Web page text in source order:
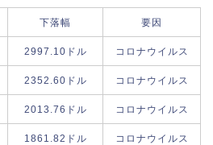
下落幅 要因
2997.10ドル コロナウイルス
2352.60ドル コロナウイルス
2013.76ドル コロナウイルス
1861.82ドル コロナウイルス